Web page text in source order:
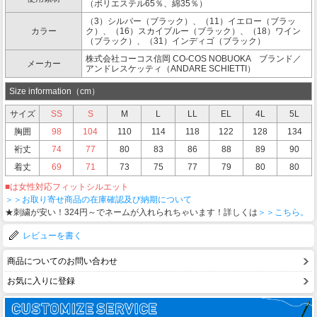
（ポリエステル65％、綿35％）
カラー
（3）シルバー（ブラック）、（11）イエロー（ブラッ
ク）、（16）スカイブルー（ブラック）、（18）ワイン
（ブラック）、（31）インディゴ（ブラック）
メーカー
株式会社コーコス信岡 CO-COS NOBUOKA ブランド／
アンドレスケッティ（ANDARE SCHIETTI）
Size information（cm）
サイズ SS S M L LL EL 4L
5L
胸囲
98 104 110 114 118 122 128
134
裄丈
74 77 80 83 86 88 89
90
着丈
69 71 73 75 77 79 80
80
■は女性対応フィットシルエット
＞＞お取り寄せ商品の在庫確認及び納期について
★刺繍が安い！324円～でネームが入れられちゃいます！詳しくは ＞＞こちら。
レビューを書く
商品についてのお問い合わせ
お気に入りに登録